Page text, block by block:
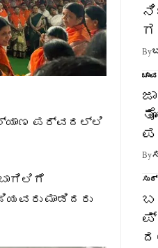
ಪರ್ವದಲ್ಲಿ
ಮಾಡಿದರು
By
By